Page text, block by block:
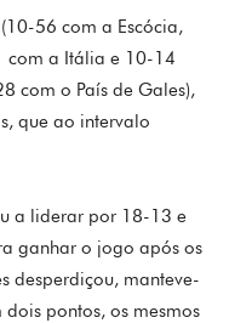
56 com a Escócia,
com a Itália e 10-14
com o País de Gales),
que ao intervalo
a liderar por 18-13 e
ganhar o jogo após os
desperdiçou, manteve-
pontos, os mesmos